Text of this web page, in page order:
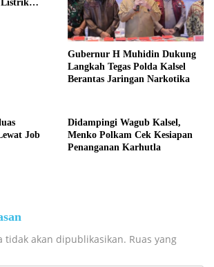
Listrik
Gubernur H Muhidin Dukung
Langkah Tegas Polda Kalsel
Berantas Jaringan Narkotika
Job
Didampingi Wagub Kalsel,
Menko Polkam Cek Kesiapan
Penanganan Karhutla
tidak akan dipublikasikan. Ruas yang